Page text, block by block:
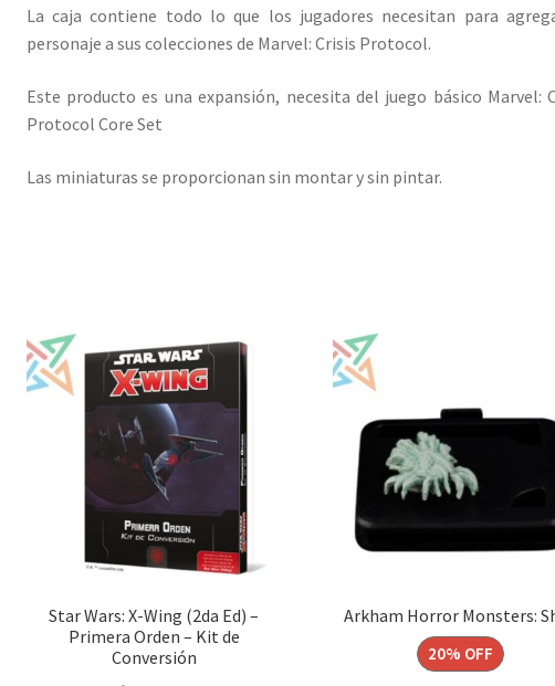
La caja contiene todo lo que los jugadores necesitan para
personaje a sus colecciones de Marvel: Crisis Protocol.
Este producto es una expansión, necesita del juego básico Marvel:
Protocol Core Set
Las miniaturas se proporcionan sin montar y sin pintar.
Star Wars: X-Wing (2da Ed) –
Primera Orden – Kit de
Conversión
Arkham Horror Monsters:
20% OFF